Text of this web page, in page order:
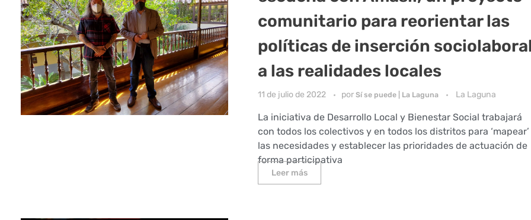
comunitario para reorientar las
políticas de inserción
a las realidades locales
11 de julio de 2022 por Sí se puede | La Laguna La Laguna
La iniciativa de Desarrollo Local y Bienestar Social trabajará
con todos los colectivos y en todos los distritos para ‘mapear’
las necesidades y establecer las prioridades de actuación de
forma participativa
Leer más